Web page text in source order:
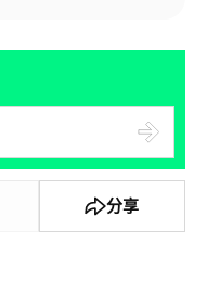
分享